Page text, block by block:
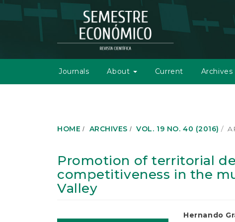
g
Journals About Current Archives
HOME ARCHIVES VOL. 19 NO. 40 (2016)
Promotion of territorial
competitiveness in the
Valley
Article
Main
Hernando